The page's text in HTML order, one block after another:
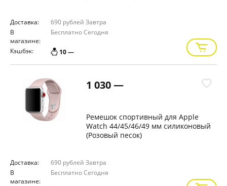
Доставка: 690 рублей Завтра
В
магазине:
БесплатноСегодня
Кэшбэк: 10 —
1 030 —
Ремешок спортивный для Apple
Watch 44/45/46/49 мм силиконовый
(Розовый песок)
Доставка: 690 рублей Завтра
В
магазине:
БесплатноСегодня